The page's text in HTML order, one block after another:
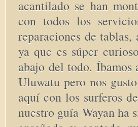
acantilado se han
con todos los
reparaciones de
ya que es súper
abajo del todo.
Uluwatu pero nos
aquí con los surferos
nuestro guía Wayan ha